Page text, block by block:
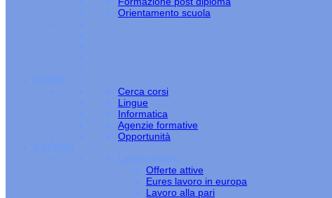
Orientamento scuola
CORSI
Cerca corsi
Lingue
Informatica
Agenzie formative
Opportunità
ESTERO
Lavoro estero
Offerte attive
Eures lavoro in europa
Lavoro alla pari